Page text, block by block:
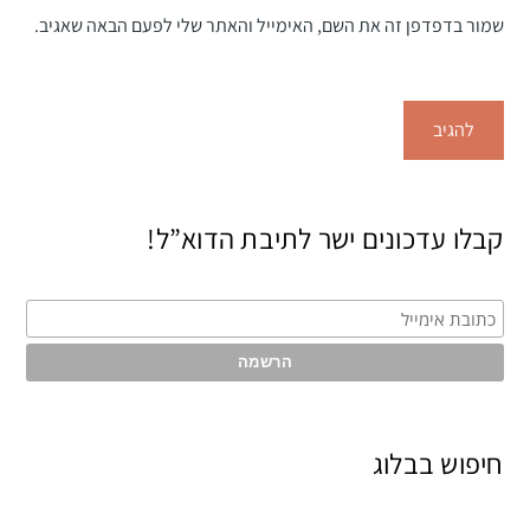
שמור בדפדפן זה את השם, האימייל והאתר שלי לפעם הבאה שאגיב.
קבלו עדכונים ישר לתיבת הדוא”ל!
חיפוש בבלוג